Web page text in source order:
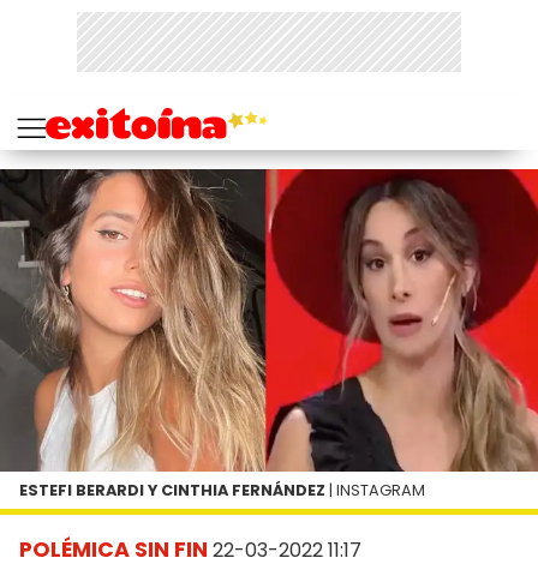
POLÉMICA SIN FIN 22-03-2022 11:17
ESTEFI BERARDI Y CINTHIA FERNÁNDEZ | INSTAGRAM